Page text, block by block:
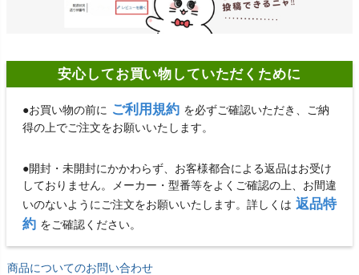
安心してお買い物していただくために
●お買い物の前に ご利用規約 を必ずご確認いただき、ご納
得の上でご注文をお願いいたします。
●開封・未開封にかかわらず、お客様都合による返品はお受け
しておりません。メーカー・型番等をよくご確認の上、お間違
いのないようにご注文をお願いいたします。詳しくは 返品特
約 をご確認ください。
商品についてのお問い合わせ